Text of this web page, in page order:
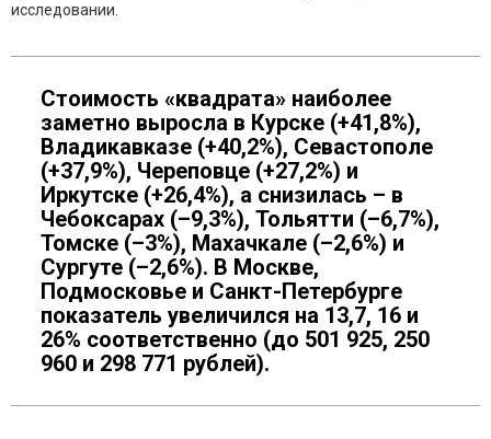
исследовании.
Стоимость «квадрата» наиболее
заметно выросла в Курске (+41,8%),
Владикавказе (+40,2%), Севастополе
(+37,9%), Череповце (+27,2%) и
Иркутске (+26,4%), а снизилась – в
Чебоксарах (–9,3%), Тольятти (–6,7%),
Томске (–3%), Махачкале (–2,6%) и
Сургуте (–2,6%). В Москве,
Подмосковье и Санкт-Петербурге
показатель увеличился на 13,7, 16 и
26% соответственно (до 501 925, 250
960 и 298 771 рублей).